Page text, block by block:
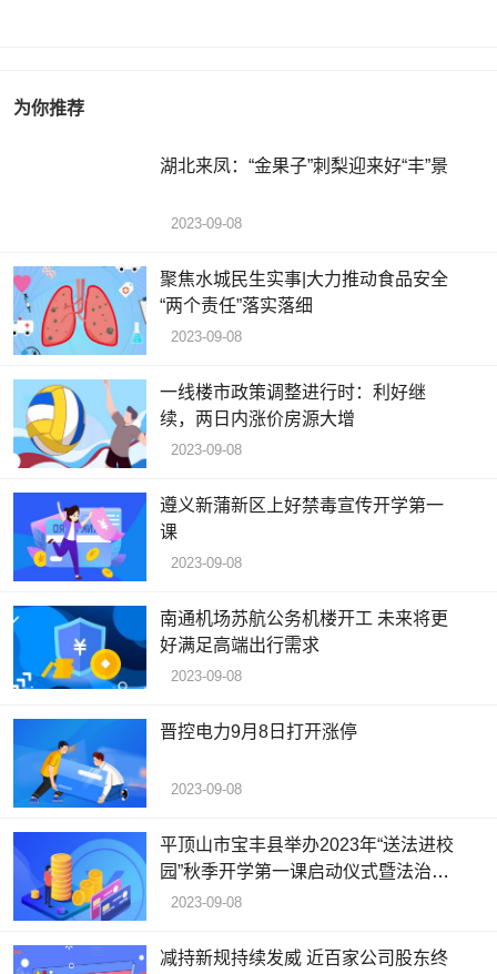
为你推荐
湖北来凤：“金果子”刺梨迎来好“丰”景
2023-09-08
聚焦水城民生实事|大力推动食品安全
“两个责任”落实落细
2023-09-08
一线楼市政策调整进行时：利好继
续，两日内涨价房源大增
2023-09-08
遵义新蒲新区上好禁毒宣传开学第一
课
2023-09-08
南通机场苏航公务机楼开工 未来将更
好满足高端出行需求
2023-09-08
晋控电力9月8日打开涨停
2023-09-08
平顶山市宝丰县举办2023年“送法进校
园”秋季开学第一课启动仪式暨法治教
育基地揭牌仪式
2023-09-08
减持新规持续发威 近百家公司股东终